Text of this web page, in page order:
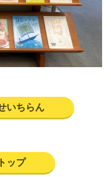
いちらん
ップ